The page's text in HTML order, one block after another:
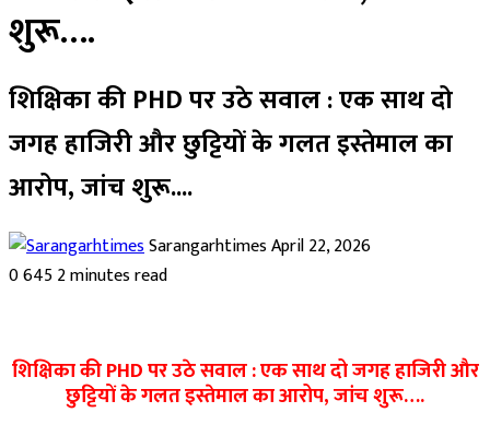
शुरू….
शिक्षिका की PHD पर उठे सवाल : एक साथ दो
जगह हाजिरी और छुट्टियों के गलत इस्तेमाल का
आरोप, जांच शुरू....
SarangarhtimesSend
April 22, 2026
06452 minutes read
Facebook
Twitter
LinkedIn
Pinterest
Messenger
Messenger
WhatsApp
Telegram
शिक्षिका की PHD पर उठे सवाल : एक साथ दो जगह हाजिरी और
छुट्टियों के गलत इस्तेमाल का आरोप, जांच शुरू….